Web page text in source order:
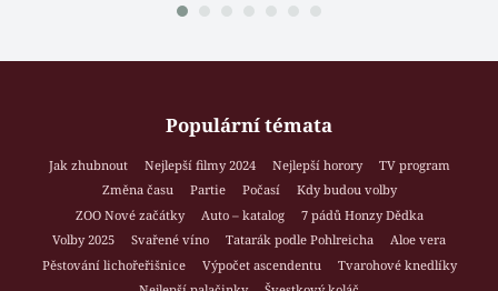
Populární témata
Jak zhubnout Nejlepší filmy 2024 Nejlepší horory
TV program
Změna času
Partie Počasí
Kdy budou volby
ZOO Nové začátky
Auto – katalog
7 pádů Honzy Dědka
Volby 2025
Svařené víno Tatarák podle Pohlreicha
Aloe vera
Pěstování lichořeřišnice
Výpočet ascendentu
Tvarohové knedlíky